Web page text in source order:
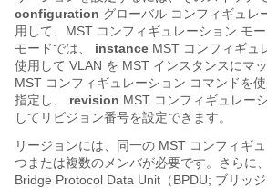
configuration グローバル コンフィギュレ
用して、MST コンフィギュレーション モ
モードでは、
instance MST コンフィギュ
使用して VLAN を MST インスタンスにマッ
MST コンフィギュレーション コマンドを
指定し、
revision MST コンフィギュレー
してリビジョン番号を設定できます。
リージョンには、同一の MST コンフィギ
つまたは複数のメンバが必要です。さらに
Bridge Protocol Data Unit（BPDU; ブリッ